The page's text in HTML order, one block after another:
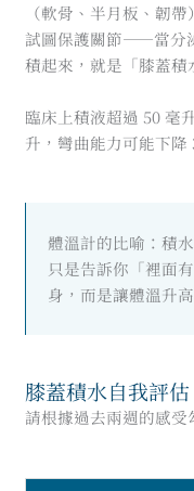
（軟骨、半月板、韌
試圖保護關節——當分
積起來，就是「膝蓋積
臨床上積液超過 50 毫
升，彎曲能力可能下降
體溫計的比喻：積
只是告訴你「裡面
身，而是讓體溫升
膝蓋積水自我評
請根據過去兩週的感受